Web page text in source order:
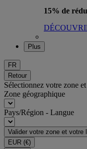
15% de
Plus
FR
Retour
Sélectionnez votre zone
Zone géographique
Pays/Région - Langue
Valider votre zone et votre
EUR (€)